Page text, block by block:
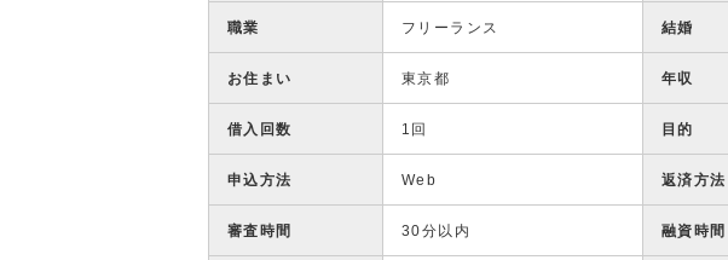
職業 フリーランス 結婚
お住まい 東京都 年収
借入回数 1回 目的
申込方法 Web 返済方法
審査時間 30分以内 融資時間